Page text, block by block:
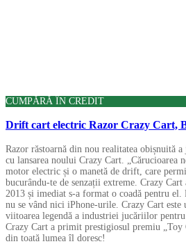
CUMPĂRĂ ÎN CREDIT
Drift cart electric Razor Crazy Cart,
Razor răstoarnă din nou realitatea obișnuită
cu lansarea noului Crazy Cart. „Cărucioarea
motor electric și o manetă de drift, care
bucurându-te de senzații extreme. Crazy
2013 și imediat s-a format o coadă pentru
nu se vând nici iPhone-urile. Crazy Cart este
viitoarea legendă a industriei jucăriilor
Crazy Cart a primit prestigiosul premiu
din toată lumea îl doresc!